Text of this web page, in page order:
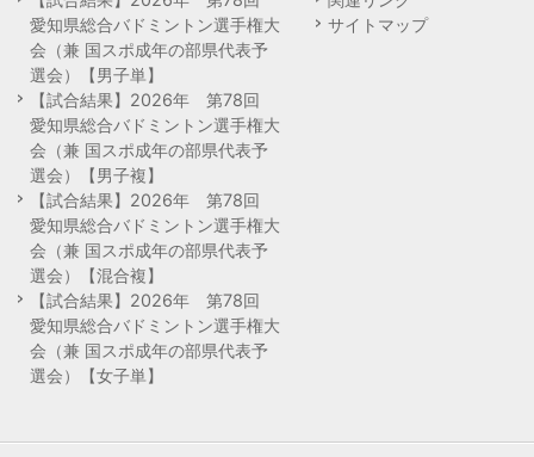
愛知県総合バドミントン選手権大
会（兼 国スポ成年の部県代表予
選会）【男子単】
【試合結果】2026年 第78回
愛知県総合バドミントン選手権大
会（兼 国スポ成年の部県代表予
選会）【男子複】
【試合結果】2026年 第78回
愛知県総合バドミントン選手権大
会（兼 国スポ成年の部県代表予
選会）【混合複】
【試合結果】2026年 第78回
愛知県総合バドミントン選手権大
会（兼 国スポ成年の部県代表予
選会）【女子単】
サイトマップ